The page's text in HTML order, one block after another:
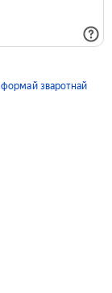
формай зваротнай